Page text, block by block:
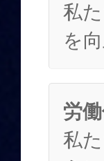
私
を
労
私